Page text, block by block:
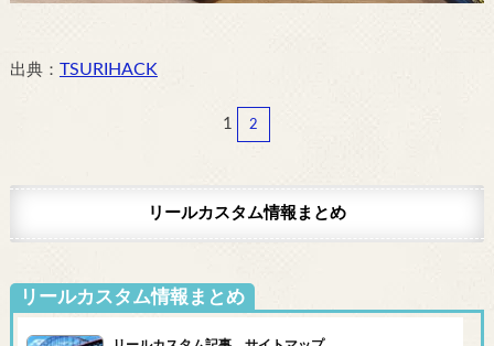
出典： TSURIHACK
1 2
リールカスタム情報まとめ
リールカスタム情報まとめ